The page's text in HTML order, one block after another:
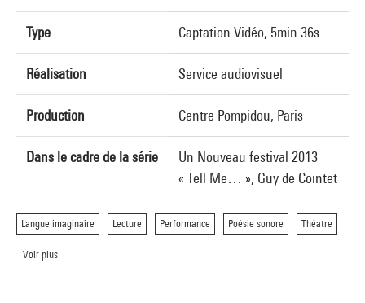
Type Captation Vidéo, 5min 36s
Réalisation Service audiovisuel
Production Centre Pompidou, Paris
Dans le cadre de la série
Un Nouveau festival 2013
« Tell Me… », Guy de Cointet
Langue imaginaire Lecture Performance Poésie sonore Théatre
Voir plus